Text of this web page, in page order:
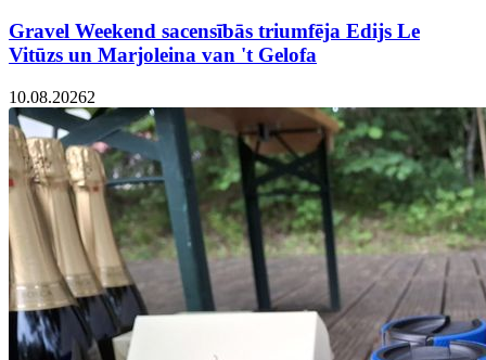
Gravel Weekend sacensībās triumfēja Edijs Le
Vitūzs un Marjoleina van 't Gelofa
10.08.20262